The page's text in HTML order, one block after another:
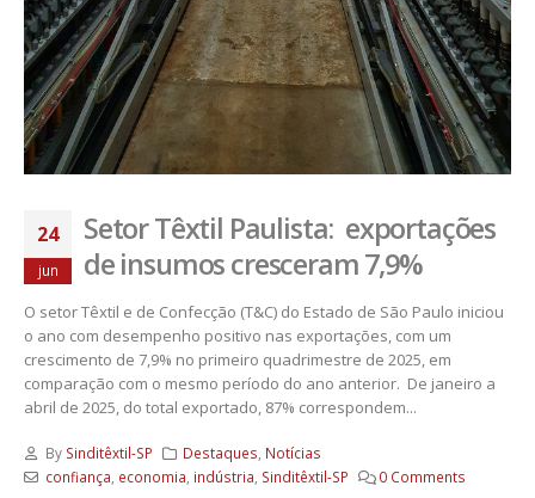
24
jun
Setor Têxtil Paulista: exportações
de insumos cresceram 7,9%
O setor Têxtil e de Confecção (T&C) do Estado de São Paulo iniciou
o ano com desempenho positivo nas exportações, com um
crescimento de 7,9% no primeiro quadrimestre de 2025, em
comparação com o mesmo período do ano anterior. De janeiro a
abril de 2025, do total exportado, 87% correspondem...
By Sinditêxtil-SP Destaques, Notícias
confiança, economia, indústria, Sinditêxtil-SP 0 Comments